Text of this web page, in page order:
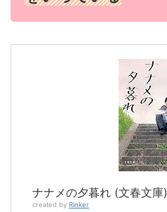
ナナメの夕暮れ (文春文庫)
created by Rinker